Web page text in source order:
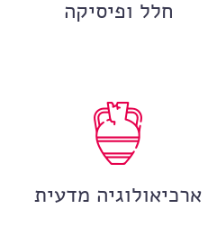
חלל ופיסיקה
ארכיאולוגיה מדעית